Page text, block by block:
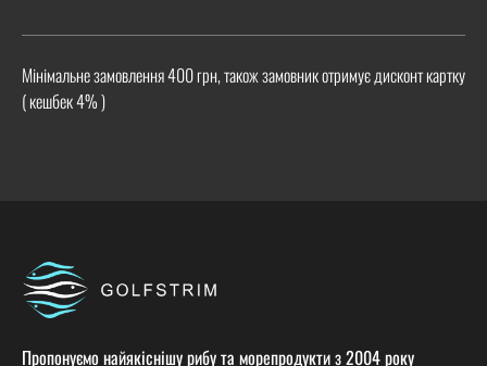
Мінімальне замовлення 400 грн, також замовник отримує дисконт картку
( кешбек 4% )
Пропонуємо найякіснішу рибу та морепродукти з 2004 року